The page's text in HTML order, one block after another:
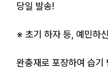
당일 발송!
※ 초기 하자 등, 예민하
완충재로 포장하여 습기